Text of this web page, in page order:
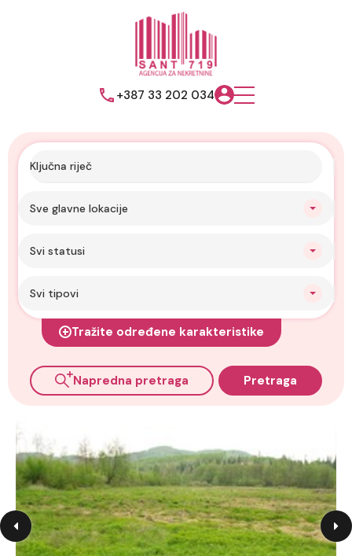
+387 33 202 034
Sve glavne lokacije
Svi statusi
Svi tipovi
Tražite određene karakteristike
Napredna pretraga Pretraga